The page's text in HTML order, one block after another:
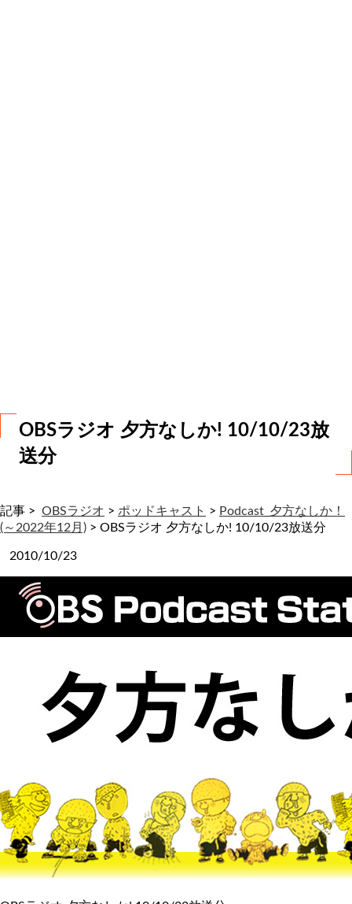
OBSラジオ 夕方なしか! 10/10/23放
送分
記事 > OBSラジオ > ポッドキャスト > Podcast_夕方なしか！
(～2022年12月) > OBSラジオ 夕方なしか! 10/10/23放送分
2010/10/23